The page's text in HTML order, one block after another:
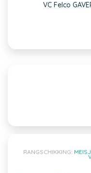
VC Felco
RANGSCHIKKING: